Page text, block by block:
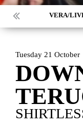
VERA/
Tuesday 21 October